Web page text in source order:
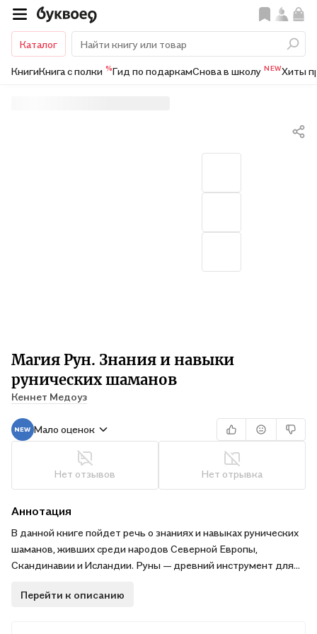
Каталог
КнигиКнига с полки %Гид по подаркамСнова в школу NEWХиты
Магия Рун. Знания и навыки
рунических шаманов
Кеннет Медоуз
Мало оценок
Нет отзывов Нет отрывка
Аннотация
В данной книге пойдет речь о знаниях и навыках рунических
шаманов, живших среди народов Северной Европы,
Скандинавии и Исландии. Руны — древний инструмент для
Достойному человеку руны позволяют выйти на новый
Перейти к описанию